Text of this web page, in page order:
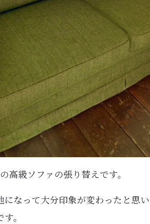
級ソファの張り替えです。
なって大分印象が変わったと思
。